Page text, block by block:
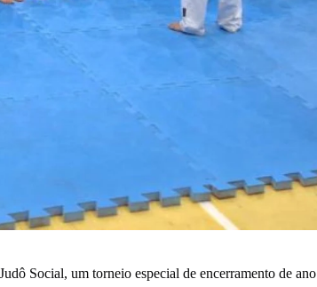
Social, um torneio especial de encerramento de ano